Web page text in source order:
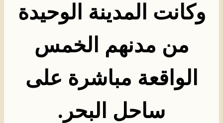
وكانت المدينة الوحيدة
من مدنهم الخمس
الواقعة مباشرة على
ساحل البحر .